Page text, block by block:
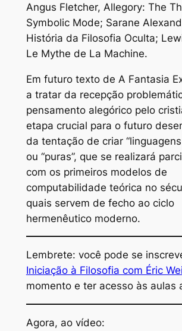
Angus Fletcher, Allegory: The
Symbolic Mode; Sarane
História da Filosofia Oculta;
Le Mythe de La Machine.
Em futuro texto de A Fantasia
a tratar da recepção
pensamento alegórico pelo
etapa crucial para o futuro
da tentação de criar
ou “puras”, que se realizará
com os primeiros modelos de
computabilidade teórica no
quais servem de fecho ao ciclo
hermenêutico moderno.
Lembrete: você pode se
Iniciação à Filosofia com Éric
momento e ter acesso às aulas
Agora, ao vídeo: